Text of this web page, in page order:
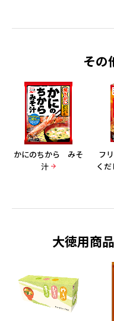
その
かにのちから みそ
汁
フ
く
大徳用商